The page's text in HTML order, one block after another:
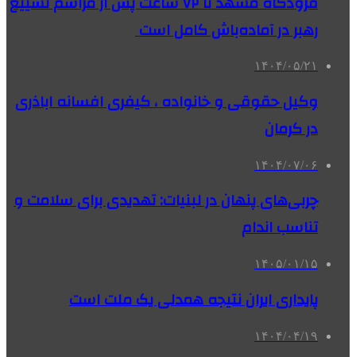
رهبر در آماده‌باش کامل است
۱۴۰۴/۰۵/۲۱
وکیل حقوقی و خانواده ، کیفری افسانه اباذری
در کرمان
۱۴۰۴/۰۷/۰۶
چربی‌های پنهان در لبنیات: تهدیدی برای سلامت و
تناسب اندام
۱۴۰۵/۰۱/۱۵
پایداری ایران نتیجه همدلی یک ملت است
۱۴۰۴/۰۴/۱۹